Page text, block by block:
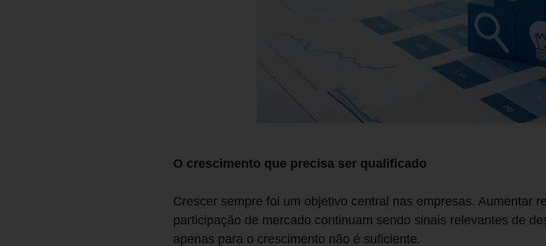
O crescimento que precisa ser qualificado
Crescer sempre foi um objetivo central nas empresas. Aumentar
participação de mercado continuam sendo sinais relevantes de
apenas para o crescimento não é suficiente.